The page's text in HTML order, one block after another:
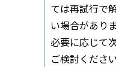
ては再試行で
い場合があり
必要に応じて
ご検討くださ